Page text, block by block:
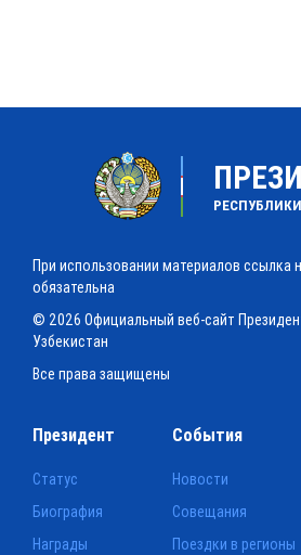
При использовании материалов ссылка
обязательна
© 2026 Официальный веб-сайт
Узбекистан
Все права защищены
Президент
Статус
Биография
Награды
События
Новости
Совещания
Поездки в регионы